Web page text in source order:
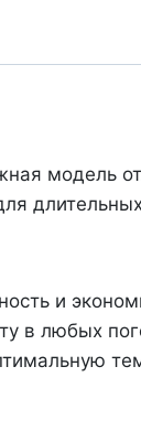
модель
и
в любых